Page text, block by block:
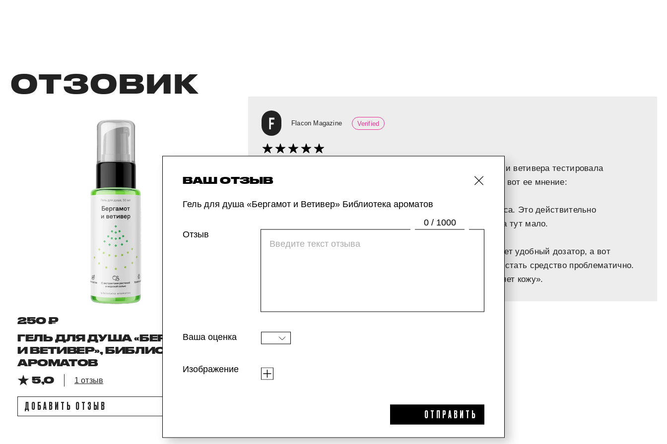
ОТЗОВИК
250 ₽
ГЕЛЬ ДЛЯ ДУША «БЕРГАМОТ
И ВЕТИВЕР», БИБЛИОТЕКА
АРОМАТОВ
5,0
1 отзыв
ДОБАВИТЬ ОТЗЫВ
ВАШ ОТЗЫВ
Гель для душа «Бергамот и Ветивер» Библиотека ароматов
Отзыв
0 / 1000
Ваша оценка
Изображение
ОТПРАВИТЬ
Flacon Magazine Verified
Гель для душа от российского бренда с запахом бергамота и ветивера тестировала
редакторка Инна, которая не любит цитрусовые ароматы. И вот ее мнение:
«Гель перенесет вас в летний душ в окружении зеленого леса. Это действительно
изысканный и легкий древесно-травяной аромат, от цитруса тут мало.
По текстуре гель супергустой: в мини-формат флакона имеет удобный дозатор, а вот
из классической бутылочки объемом 150 мл, как у меня, достать средство проблематично.
Тем не менее продукт отлично пенится, освежает и увлажняет кожу».